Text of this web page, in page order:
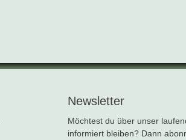
Newsletter
Möchtest du über unser
informiert bleiben? Dann